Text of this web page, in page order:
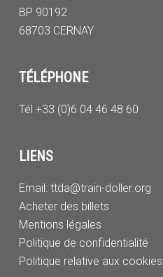
BP 90192
68703 CERNAY
TÉLÉPHONE
Tél +33 (0)6 04 46 48 60
LIENS
Email: ttda@train-doller.org
Acheter des billets
Mentions légales
Politique de confidentialité
Politique relative aux cookies